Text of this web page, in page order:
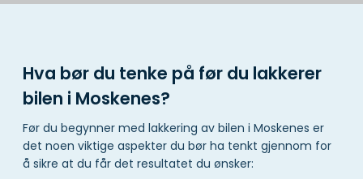
Hva bør du tenke på før du lakkerer
bilen i Moskenes?
Før du begynner med lakkering av bilen i Moskenes er
det noen viktige aspekter du bør ha tenkt gjennom for
å sikre at du får det resultatet du ønsker: